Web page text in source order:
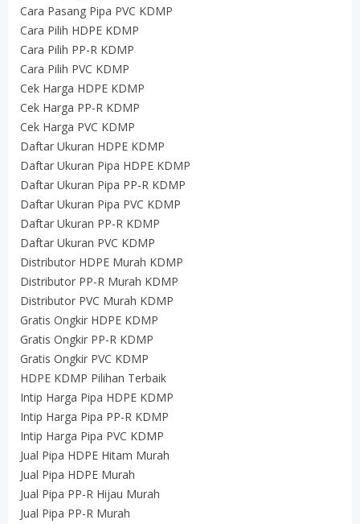
Cara Pasang Pipa PVC KDMP
Cara Pilih HDPE KDMP
Cara Pilih PP-R KDMP
Cara Pilih PVC KDMP
Cek Harga HDPE KDMP
Cek Harga PP-R KDMP
Cek Harga PVC KDMP
Daftar Ukuran HDPE KDMP
Daftar Ukuran Pipa HDPE KDMP
Daftar Ukuran Pipa PP-R KDMP
Daftar Ukuran Pipa PVC KDMP
Daftar Ukuran PP-R KDMP
Daftar Ukuran PVC KDMP
Distributor HDPE Murah KDMP
Distributor PP-R Murah KDMP
Distributor PVC Murah KDMP
Gratis Ongkir HDPE KDMP
Gratis Ongkir PP-R KDMP
Gratis Ongkir PVC KDMP
HDPE KDMP Pilihan Terbaik
Intip Harga Pipa HDPE KDMP
Intip Harga Pipa PP-R KDMP
Intip Harga Pipa PVC KDMP
Jual Pipa HDPE Hitam Murah
Jual Pipa HDPE Murah
Jual Pipa PP-R Hijau Murah
Jual Pipa PP-R Murah